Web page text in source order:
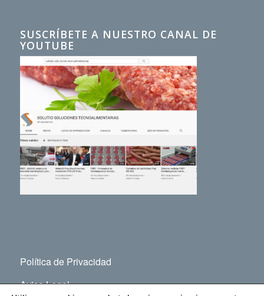
SUSCRÍBETE A NUESTRO CANAL DE
YOUTUBE
Política de Privacidad
Aviso Legal